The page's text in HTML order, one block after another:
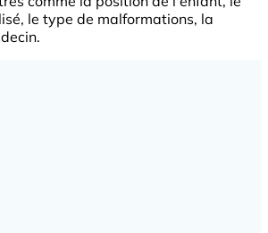
le type de malformations, la